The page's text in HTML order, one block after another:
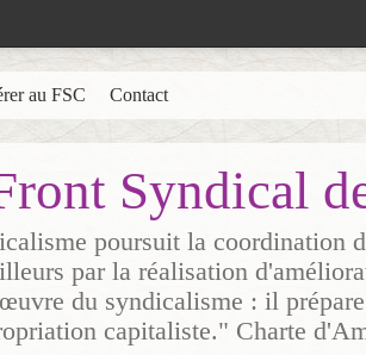
Syndical
poursuit la coordination
par la réalisation
du syndicalisme : il
capitaliste." Charte
au FSC Contact